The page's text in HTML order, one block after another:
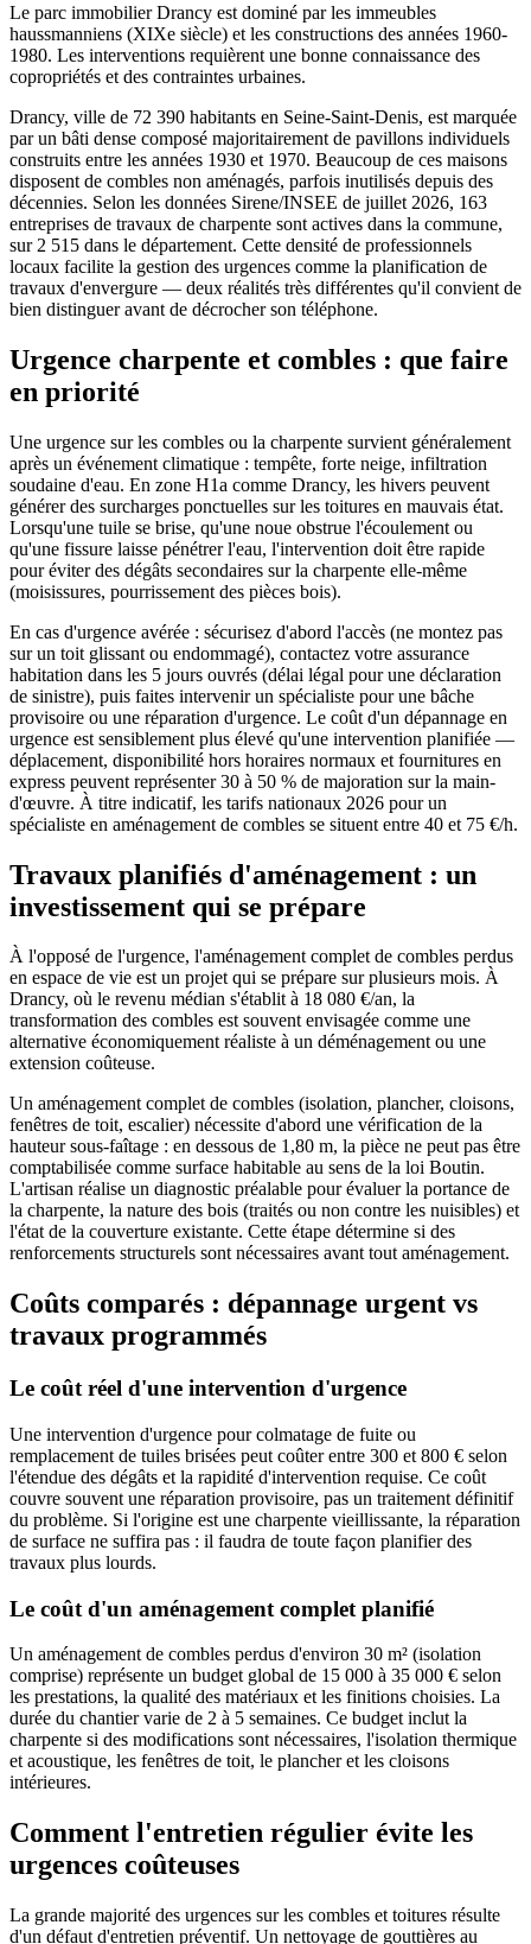
Le parc immobilier Drancy est dominé par les immeubles
haussmanniens (XIXe siècle) et les constructions des années 1960-
1980. Les interventions requièrent une bonne connaissance des
copropriétés et des contraintes urbaines.
Drancy, ville de 72 390 habitants en Seine-Saint-Denis, est marquée
par un bâti dense composé majoritairement de pavillons individuels
construits entre les années 1930 et 1970. Beaucoup de ces maisons
disposent de combles non aménagés, parfois inutilisés depuis des
décennies. Selon les données Sirene/INSEE de juillet 2026, 163
entreprises de travaux de charpente sont actives dans la commune,
sur 2 515 dans le département. Cette densité de professionnels
locaux facilite la gestion des urgences comme la planification de
travaux d'envergure — deux réalités très différentes qu'il convient de
bien distinguer avant de décrocher son téléphone.
Urgence charpente et combles : que faire
en priorité
Une urgence sur les combles ou la charpente survient généralement
après un événement climatique : tempête, forte neige, infiltration
soudaine d'eau. En zone H1a comme Drancy, les hivers peuvent
générer des surcharges ponctuelles sur les toitures en mauvais état.
Lorsqu'une tuile se brise, qu'une noue obstrue l'écoulement ou
qu'une fissure laisse pénétrer l'eau, l'intervention doit être rapide
pour éviter des dégâts secondaires sur la charpente elle-même
(moisissures, pourrissement des pièces bois).
En cas d'urgence avérée : sécurisez d'abord l'accès (ne montez pas
sur un toit glissant ou endommagé), contactez votre assurance
habitation dans les 5 jours ouvrés (délai légal pour une déclaration
de sinistre), puis faites intervenir un spécialiste pour une bâche
provisoire ou une réparation d'urgence. Le coût d'un dépannage en
urgence est sensiblement plus élevé qu'une intervention planifiée —
déplacement, disponibilité hors horaires normaux et fournitures en
express peuvent représenter 30 à 50 % de majoration sur la main-
d'œuvre. À titre indicatif, les tarifs nationaux 2026 pour un
spécialiste en aménagement de combles se situent entre 40 et 75 €/h.
Travaux planifiés d'aménagement : un
investissement qui se prépare
À l'opposé de l'urgence, l'aménagement complet de combles perdus
en espace de vie est un projet qui se prépare sur plusieurs mois. À
Drancy, où le revenu médian s'établit à 18 080 €/an, la
transformation des combles est souvent envisagée comme une
alternative économiquement réaliste à un déménagement ou une
extension coûteuse.
Un aménagement complet de combles (isolation, plancher, cloisons,
fenêtres de toit, escalier) nécessite d'abord une vérification de la
hauteur sous-faîtage : en dessous de 1,80 m, la pièce ne peut pas être
comptabilisée comme surface habitable au sens de la loi Boutin.
L'artisan réalise un diagnostic préalable pour évaluer la portance de
la charpente, la nature des bois (traités ou non contre les nuisibles) et
l'état de la couverture existante. Cette étape détermine si des
renforcements structurels sont nécessaires avant tout aménagement.
Coûts comparés : dépannage urgent vs
travaux programmés
Le coût réel d'une intervention d'urgence
Une intervention d'urgence pour colmatage de fuite ou
remplacement de tuiles brisées peut coûter entre 300 et 800 € selon
l'étendue des dégâts et la rapidité d'intervention requise. Ce coût
couvre souvent une réparation provisoire, pas un traitement définitif
du problème. Si l'origine est une charpente vieillissante, la réparation
de surface ne suffira pas : il faudra de toute façon planifier des
travaux plus lourds.
Le coût d'un aménagement complet planifié
Un aménagement de combles perdus d'environ 30 m² (isolation
comprise) représente un budget global de 15 000 à 35 000 € selon
les prestations, la qualité des matériaux et les finitions choisies. La
durée du chantier varie de 2 à 5 semaines. Ce budget inclut la
charpente si des modifications sont nécessaires, l'isolation thermique
et acoustique, les fenêtres de toit, le plancher et les cloisons
intérieures.
Comment l'entretien régulier évite les
urgences coûteuses
La grande majorité des urgences sur les combles et toitures résulte
d'un défaut d'entretien préventif. Un nettoyage de gouttières au